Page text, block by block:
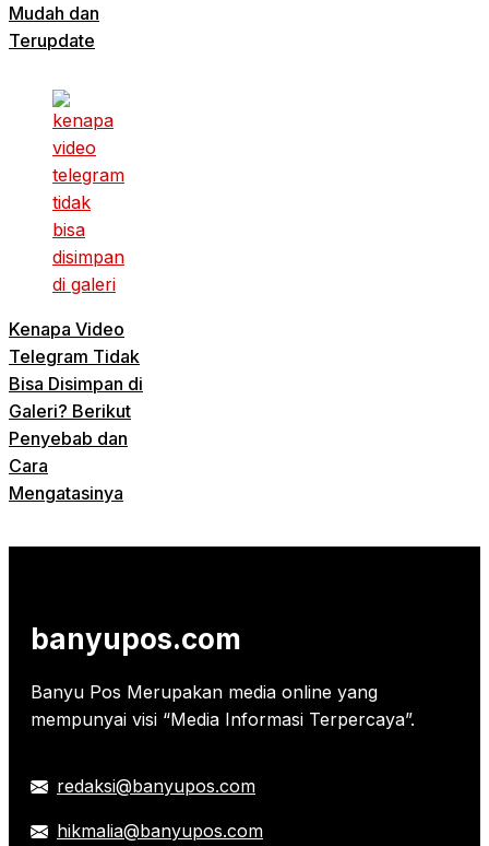
Mudah dan
Terupdate
Kenapa Video
Telegram Tidak
Bisa Disimpan di
Galeri? Berikut
Penyebab dan
Cara
Mengatasinya
banyupos.com
Banyu Pos Merupakan media online yang
mempunyai visi “Media Informasi Terpercaya”.
redaksi@banyupos.com
hikmalia@banyupos.com